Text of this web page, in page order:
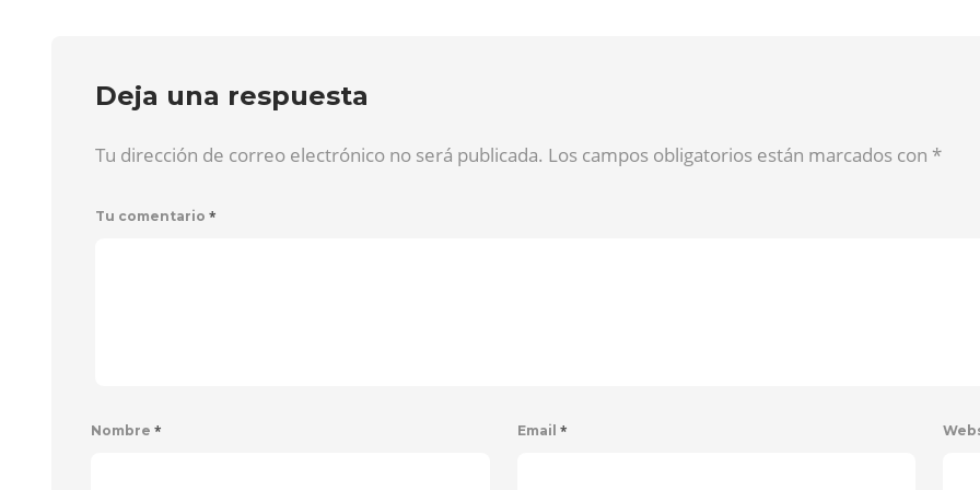
Deja una respuesta
Tu dirección de correo electrónico no será publicada. Los campos obligatorios están marcados con *
Tu comentario *
Nombre * Email *